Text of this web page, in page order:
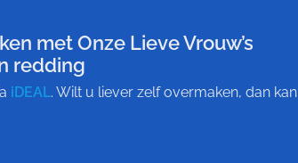
met Onze Lieve Vrouw’s
redding
iDEAL. Wilt u liever zelf overmaken, dan kan